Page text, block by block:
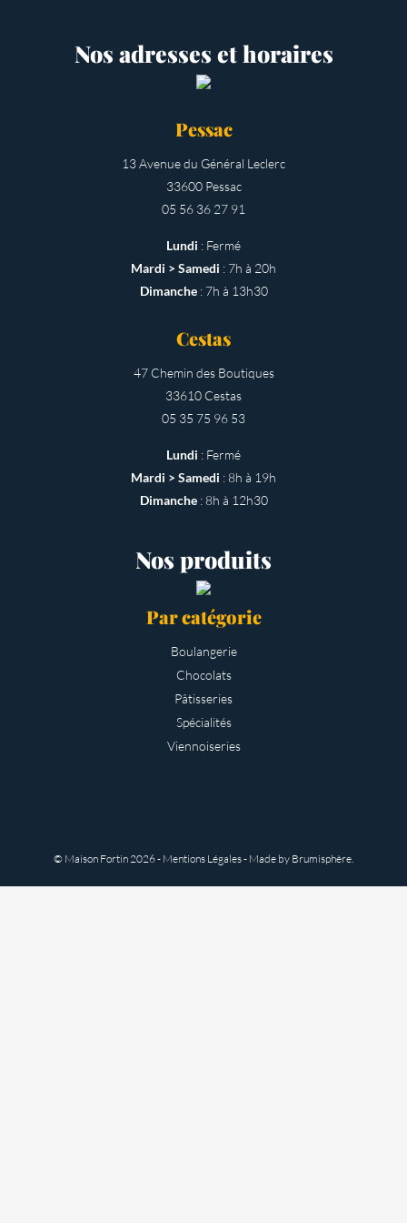
Nos adresses et horaires
Pessac
13 Avenue du Général Leclerc
33600 Pessac
05 56 36 27 91
Lundi : Fermé
Mardi > Samedi : 7h à 20h
Dimanche: 7h à 13h30
Cestas
47 Chemin des Boutiques
33610 Cestas
05 35 75 96 53
Lundi : Fermé
Mardi > Samedi : 8h à 19h
Dimanche: 8h à 12h30
Nos produits
Par catégorie
Boulangerie
Chocolats
Pâtisseries
Spécialités
Viennoiseries
© Maison Fortin 2026 - Mentions Légales- Made by Brumisphère